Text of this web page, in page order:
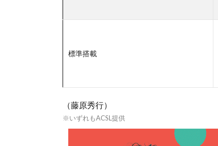
標準搭載
（藤原秀行）
※いずれもACSL提供